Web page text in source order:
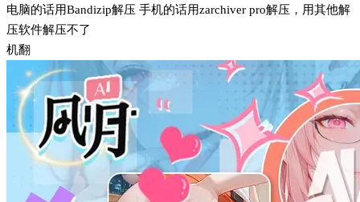
电脑的话用Bandizip解压 手机的话用zarchiver pro解压，用其他解
压软件解压不了
机翻